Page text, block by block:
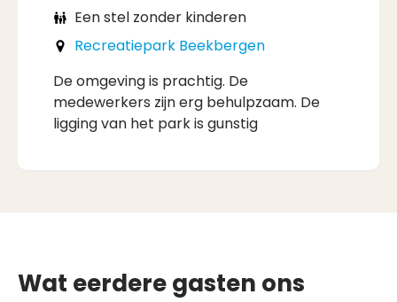
Een stel zonder kinderen
Recreatiepark Beekbergen
De omgeving is prachtig. De
medewerkers zijn erg behulpzaam. De
ligging van het park is gunstig
Wat eerdere gasten ons